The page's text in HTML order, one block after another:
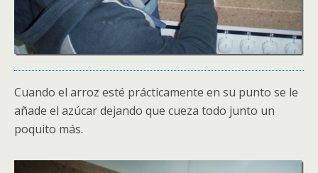
Cuando el arroz esté prácticamente en su punto se le
añade el azúcar dejando que cueza todo junto un
poquito más.